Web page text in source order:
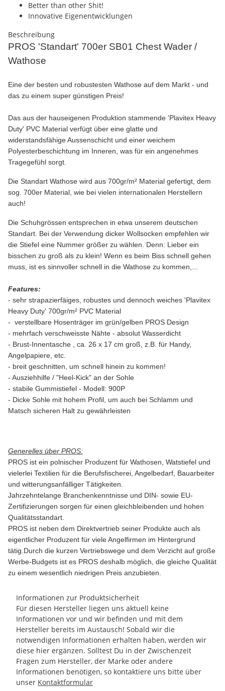
Better than other Shit!
Innovative Eigenentwicklungen
Beschreibung
PROS 'Standart' 700er SB01 Chest Wader /
Wathose
Eine der besten und robustesten Wathose auf dem Markt - und
das zu einem super günstigen Preis!
Das aus der hauseigenen Produktion stammende 'Plavitex Heavy
Duty' PVC Material verfügt über eine glatte und
widerstandsfähige Aussenschicht und einer weichem
Polyesterbeschichtung im Inneren, was für ein angenehmes
Tragegefühl sorgt.
Die Standart Wathose wird aus 700gr/m² Material gefertigt, dem
sog. 700er Material, wie bei vielen internationalen Herstellern
auch!
Die Schuhgrössen entsprechen in etwa unserem deutschen
Standart. Bei der Verwendung dicker Wollsocken empfehlen wir
die Stiefel eine Nummer größer zu wählen. Denn: Lieber ein
bisschen zu groß als zu klein! Wenn es beim Biss schnell gehen
muss, ist es sinnvoller schnell in die Wathose zu kommen,...
Features:
- sehr strapazierfäiges, robustes und dennoch weiches 'Plavitex
Heavy Duty' 700gr/m² PVC Material
- verstellbare Hosenträger im grün/gelben PROS Design
- mehrfach verschweisste Nähte - absolut Wasserdicht
- Brust-Innentasche , ca. 26 x 17 cm groß, z.B. für Handy,
Angelpapiere, etc.
- breit geschnitten, um schnell hinein zu kommen!
- Ausziehhilfe / "Heel-Kick" an der Sohle
- stabile Gummistiefel - Modell: 900P
- Dicke Sohle mit hohem Profil, um auch bei Schlamm und
Matsch sicheren Halt zu gewährleisten
Generelles über PROS:
PROS ist ein polnischer Produzent für Wathosen, Watstiefel und
vielerlei Textilien für die Berufsfischerei, Angelbedarf, Bauarbeiter
und witterungsanfälliger Tätigkeiten.
Jahrzehntelange Branchenkenntnisse und DIN- sowie EU-
Zertifizierungen sorgen für einen gleichbleibenden und hohen
Qualitätsstandart.
PROS ist neben dem Direktvertrieb seiner Produkte auch als
eigentlicher Produzent für viele Angelfirmen im Hintergrund
tätig.Durch die kurzen Vertriebswege und dem Verzicht auf große
Werbe-Budgets ist es PROS deshalb möglich, die gleiche Qualität
zu einem wesentlich niedrigen Preis anzubieten.
Informationen zur Produktsicherheit
Für diesen Hersteller liegen uns aktuell keine
Informationen vor und wir befinden und mit dem
Hersteller bereits im Austausch! Sobald wir die
notwendigen Informationen erhalten haben, werden wir
diese hier ergänzen. Solltest Du in der Zwischenzeit
Fragen zum Hersteller, der Marke oder andere
Informationen benötigen, so kontaktiere uns bitte über
unser Kontaktformular